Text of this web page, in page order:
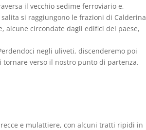
il vecchio sedime ferroviario e,
si raggiungono le frazioni di Calderina
alcune circondate dagli edifici del paese,
negli uliveti, discenderemo poi
tornare verso il nostro punto di partenza.
e mulattiere, con alcuni tratti ripidi in